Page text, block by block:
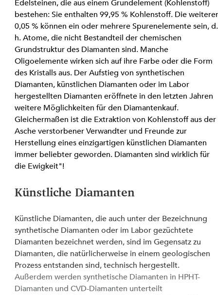
Edelsteinen, die aus einem Grundelement (Kohlenstoff)
bestehen: Sie enthalten 99,95 % Kohlenstoff. Die
0,05 % können ein oder mehrere Spurenelemente sein,
h. Atome, die nicht Bestandteil der chemischen
Grundstruktur des Diamanten sind. Manche
Oligoelemente wirken sich auf ihre Farbe oder die Form
des Kristalls aus. Der Aufstieg von synthetischen
Diamanten, künstlichen Diamanten oder im Labor
hergestellten Diamanten eröffnete in den letzten Jahren
weitere Möglichkeiten für den Diamantenkauf.
Gleichermaßen ist die Extraktion von Kohlenstoff aus der
Asche verstorbener Verwandter und Freunde zur
Herstellung eines einzigartigen künstlichen Diamanten
immer beliebter geworden. Diamanten sind wirklich für
die Ewigkeit"!
Künstliche Diamanten
Künstliche Diamanten, die auch unter der Bezeichnung
synthetische Diamanten oder im Labor gezüchtete
Diamanten bezeichnet werden, sind im Gegensatz zu
Diamanten, die natürlicherweise in einem geologischen
Prozess entstanden sind, technisch hergestellt.
Außerdem werden synthetische Diamanten in HPHT-
Diamanten und CVD-Diamanten unterteilt